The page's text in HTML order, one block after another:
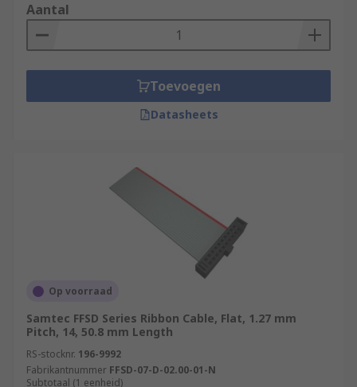
Aantal
Toevoegen
Datasheets
Op voorraad
Samtec FFSD Series Ribbon Cable, Flat, 1.27 mm
Pitch, 14, 50.8 mm Length
RS-stocknr. 196-9992
Fabrikantnummer FFSD-07-D-02.00-01-N
Subtotaal (1 eenheid)